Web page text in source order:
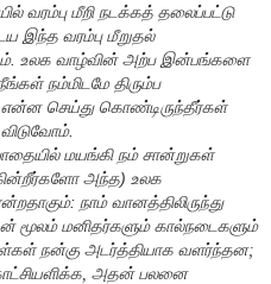
வரம்பு மீறி நடக்கத் தலைப்பட்டு
இந்த வரம்பு மீறுதல்
உலக வாழ்வின் அற்ப இன்பங்களை
நம்மிடமே திரும்ப
என்ன செய்து கொண்டிருந்தீர்கள்
மயங்கி நம் சான்றுகள்
அந்த) உலக
நாம் வானத்திலிருந்து
மூலம் மனிதர்களும் கால்நடைகளும்
நன்கு அடர்த்தியாக வளர்ந்தன;
அதன் பலனை